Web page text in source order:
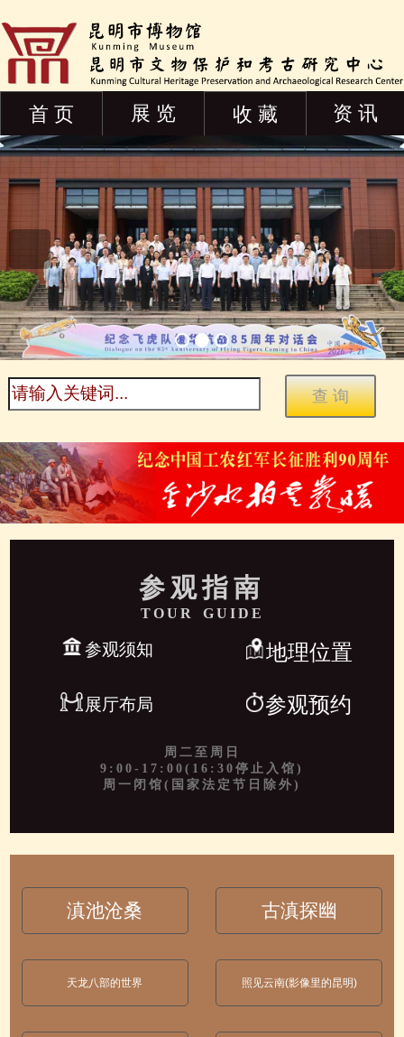
首 页 展 览 收 藏 资 讯
参观指南
TOUR GUIDE
参观须知 地理位置
展厅布局 参观预约
周二至周日
9:00-17:00(16:30停止入馆)
周一闭馆(国家法定节日除外)
滇池沧桑 古滇探幽
天龙八部的世界 照见云南(影像里的昆明)